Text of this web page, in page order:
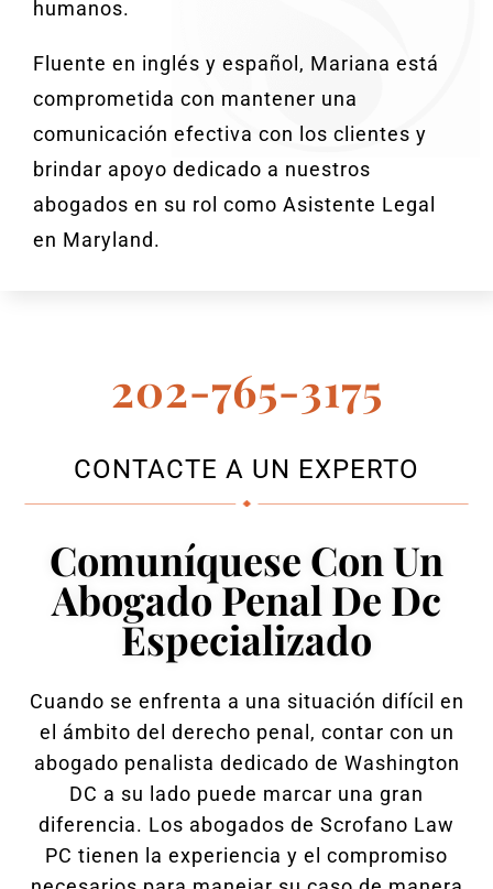
humanos.
Fluente en inglés y español, Mariana está
comprometida con mantener una
comunicación efectiva con los clientes y
brindar apoyo dedicado a nuestros
abogados en su rol como Asistente Legal
en Maryland.
202-765-3175
CONTACTE A UN EXPERTO
Comuníquese Con Un
Abogado Penal De Dc
Especializado
Cuando se enfrenta a una situación difícil en
el ámbito del derecho penal, contar con un
abogado penalista dedicado de Washington
DC a su lado puede marcar una gran
diferencia. Los abogados de Scrofano Law
PC tienen la experiencia y el compromiso